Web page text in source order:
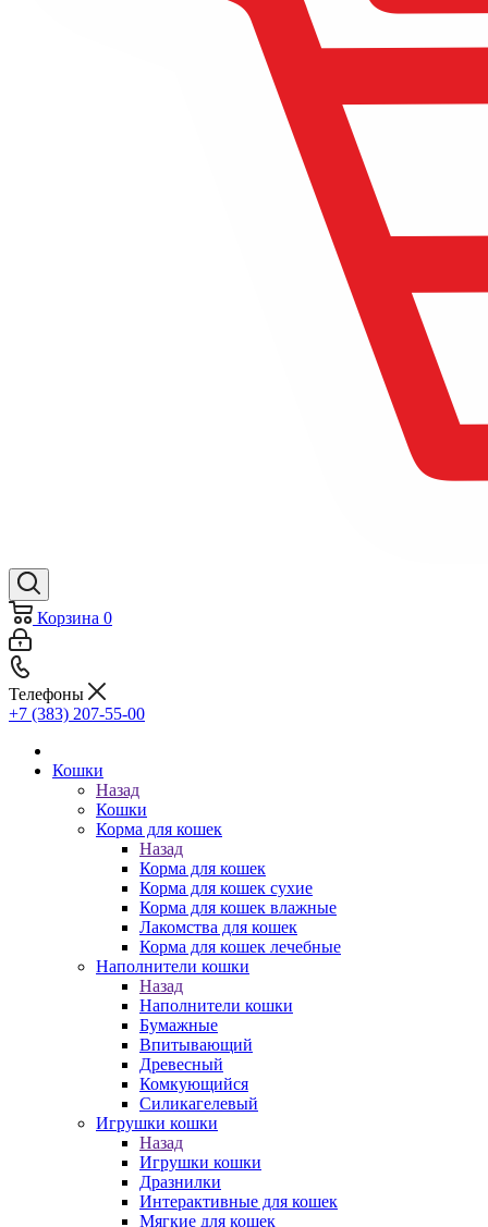
Корзина 0
Телефоны
+7 (383) 207-55-00
Кошки
Назад
Кошки
Корма для кошек
Назад
Корма для кошек
Корма для кошек сухие
Корма для кошек влажные
Лакомства для кошек
Корма для кошек лечебные
Наполнители кошки
Назад
Наполнители кошки
Бумажные
Впитывающий
Древесный
Комкующийся
Силикагелевый
Игрушки кошки
Назад
Игрушки кошки
Дразнилки
Интерактивные для кошек
Мягкие для кошек